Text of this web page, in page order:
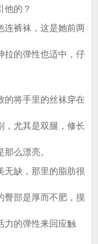
他的？
裤袜，这是她前两
拉的弹性也适中，仔
将手里的丝袜穿在
，尤其是双腿，修长
么漂亮。
缺，那里的脂肪很
臀部是厚而不肥，摸
力的弹性来回应触